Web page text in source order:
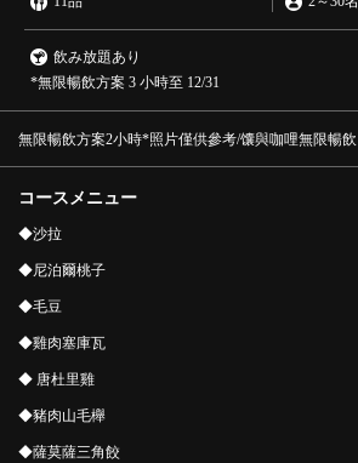
飲み放題あり
*無限暢飲方案 3 小時至 12/31
無限暢飲方案2小時*照片僅供參考/馕與咖哩無限暢飲
コースメニュー
◆沙拉
◆尼泊爾桃子
◆毛豆
◆雞肉塞庫瓦
◆ 唐杜里雞
◆豬肉山毛櫸
◆薩莫薩三角餃